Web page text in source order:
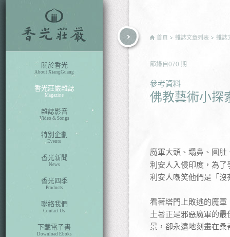
關於香光
About XiangGuang
香光莊嚴雜誌
Magazine
雜誌影音
Video & Songs
特別企劃
Events
香光新聞
News
香光四季
Products
聯絡我們
Contact Us
下載電子書
Download Eboks
首頁 雜誌文章列表 雜誌
節錄自 070 期
參考資料
佛教藝術小探
魔軍大頭、塌鼻、圓
利安人入侵印度，為
利安人嘲笑他們是「
看著塔門上敗逃的魔
土著正是邪惡魔軍的
景，卻永遠地刻畫在